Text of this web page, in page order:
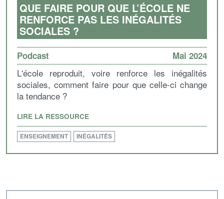
QUE FAIRE POUR QUE L’ÉCOLE NE
RENFORCE PAS LES INÉGALITÉS
SOCIALES ?
Podcast Mai 2024
L'école reproduit, voire renforce les inégalités
sociales, comment faire pour que celle-ci change
la tendance ?
LIRE LA RESSOURCE
ENSEIGNEMENT INÉGALITÉS